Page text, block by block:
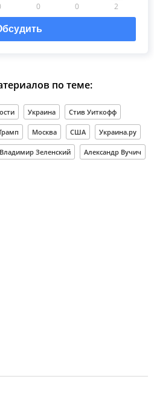
0 0 2
по теме:
Украина Стив Уиткофф
Москва США Украина.ру
Владимир Зеленский Александр Вучич